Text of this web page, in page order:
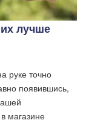
лучше
руке точно
появившись,
магазине